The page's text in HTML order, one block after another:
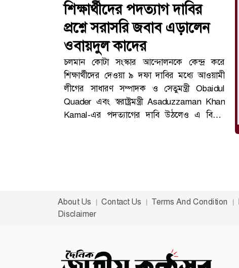
শিক্ষার্থীদের পদত্যাগ দাবির
প্রশ্নে সরাসরি জবাব এড়ালেন
ওবায়দুল কাদের
চলমান কোটা সংস্কার আন্দোলনকে কেন্দ্র করে
শিক্ষার্থীদের দেওয়া ৯ দফা দাবির মধ্যে আওয়ামী
লীগের সাধারণ সম্পাদক ও সেতুমন্ত্রী Obaidul
Quader এবং স্বরাষ্ট্রমন্ত্রী Asaduzzaman Khan
Kamal-এর পদত্যাগের দাবি উঠলেও এ বিষয়ে
দাবিতে নতুন রাজনৈতিক চাপকোটা সংস্কার
আন্দোলন ঘিরে শিক্ষার্থীদের ঘোষিত ৯ দফা দাবির
হতাহতের ঘটনায় দায় নিয়ে দুই মন্ত্রীর পদত্যাগ।এই
দাবি সামনে আসার পর রাজনৈতিক অঙ্গনে নতুন
About Us Contact Us Terms And Condition
Disclaimer